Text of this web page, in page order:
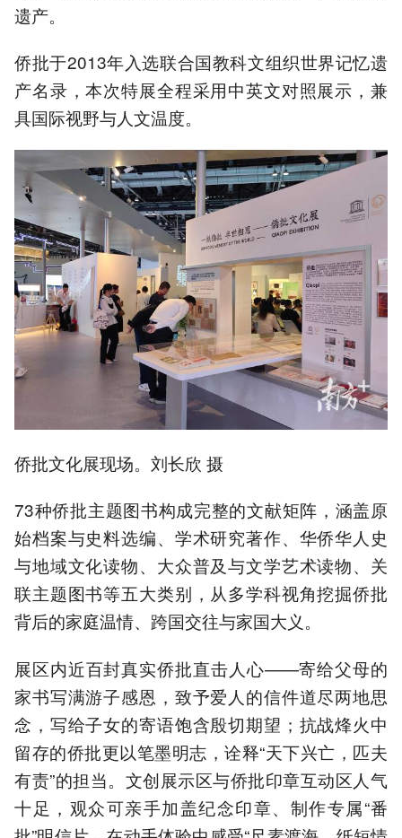
遗产。
侨批于2013年入选联合国教科文组织世界记忆遗
产名录，本次特展全程采用中英文对照展示，兼
具国际视野与人文温度。
侨批文化展现场。刘长欣 摄
73种侨批主题图书构成完整的文献矩阵，涵盖原
始档案与史料选编、学术研究著作、华侨华人史
与地域文化读物、大众普及与文学艺术读物、关
联主题图书等五大类别，从多学科视角挖掘侨批
背后的家庭温情、跨国交往与家国大义。
展区内近百封真实侨批直击人心——寄给父母的
家书写满游子感恩，致予爱人的信件道尽两地思
念，写给子女的寄语饱含殷切期望；抗战烽火中
留存的侨批更以笔墨明志，诠释“天下兴亡，匹夫
有责”的担当。文创展示区与侨批印章互动区人气
十足，观众可亲手加盖纪念印章、制作专属“番